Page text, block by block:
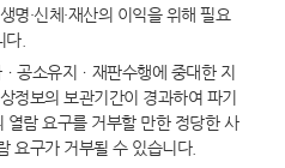
명·신체·재산의 이익을 위해 필요
.
공소유지ㆍ재판수행에 중대한 지
정보의 보관기간이 경과하여 파기
열람 요구를 거부할 만한 정당한 사
요구가 거부될 수 있습니다.